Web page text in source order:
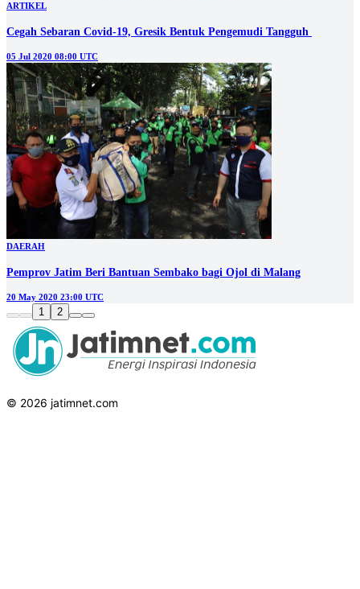
ARTIKEL
Cegah Sebaran Covid-19, Gresik Bentuk Pengemudi Tangguh
05 Jul 2020 08:00 UTC
DAERAH
Pemprov Jatim Beri Bantuan Sembako bagi Ojol di Malang
20 May 2020 23:00 UTC
1 2
© 2026 jatimnet.com